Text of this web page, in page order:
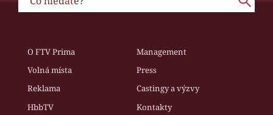
O FTV Prima
Management
Volná místa
Press
Reklama
Castingy a výzvy
HbbTV
Kontakty